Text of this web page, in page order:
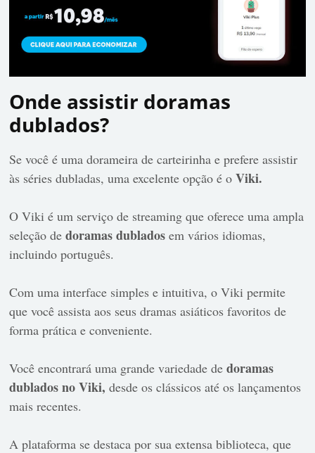
Onde assistir doramas
dublados?
Se você é uma dorameira de carteirinha e prefere assistir
às séries dubladas, uma excelente opção é oViki.
O Viki é um serviço de streaming que oferece uma ampla
seleção dedoramas dublados em vários idiomas,
incluindo português.
Com uma interface simples e intuitiva, o Viki permite
que você assista aos seus dramas asiáticos favoritos de
forma prática e conveniente.
Você encontrará uma grande variedade dedoramas
dublados no Viki, desde os clássicos até os lançamentos
mais recentes.
A plataforma se destaca por sua extensa biblioteca, que